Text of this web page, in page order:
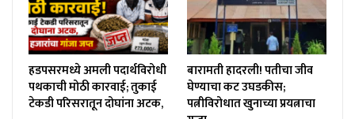
हडपसरमध्ये अमली पदार्थविरोधी
पथकाची मोठी कारवाई; तुकाई
टेकडी परिसरातून दोघांना अटक,
बारामती हादरली! पतीचा जीव
घेण्याचा कट उघडकीस;
पत्नीविरोधात खुनाच्या प्रयत्नाचा